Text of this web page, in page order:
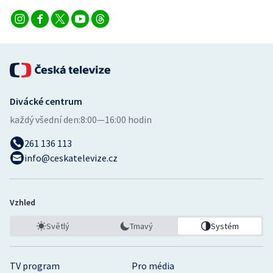
TV program
Pro média
Divácké centrum
každý všední den:8:00—16:00 hodin
261 136 113
info@ceskatelevize.cz
Vzhled
Světlý Tmavý Systém